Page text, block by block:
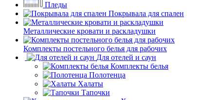
Пледы
Покрывала для спален
Металлические кровати и раскладушки
Комплекты постельного белья для рабочих
Для отелей и саун
Комплекты белья
Полотенца
Халаты
Тапочки